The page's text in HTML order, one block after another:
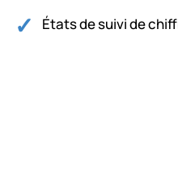
États de suivi de